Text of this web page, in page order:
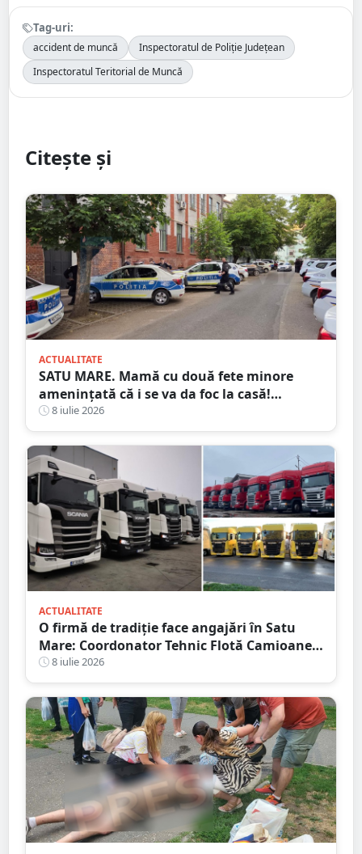
Tag-uri:
accident de muncă
Inspectoratul de Poliție Județean
Inspectoratul Teritorial de Muncă
Citește și
ACTUALITATE
SATU MARE. Mamă cu două fete minore
amenințată că i se va da foc la casă!
Agresorul: ”Acum începe distracția”
8 iulie 2026
ACTUALITATE
O firmă de tradiție face angajări în Satu
Mare: Coordonator Tehnic Flotă Camioane,
Dispecer Transport Marfă Internațional,
Contabil cu Experiență
8 iulie 2026